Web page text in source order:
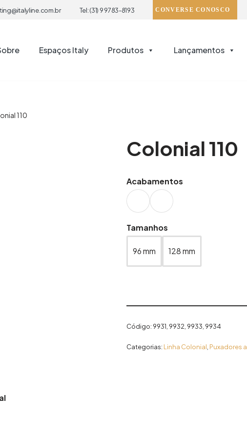
Tel: (31) 9 9783-8193 CONVERSE CONOSCO
Espaços Italy Produtos Lançamentos
110
Colonial 110
Acabamentos
Tamanhos
96 mm 128 mm
Código: 9931, 9932, 9933, 9934
Categorias: Linha Colonial Puxadores